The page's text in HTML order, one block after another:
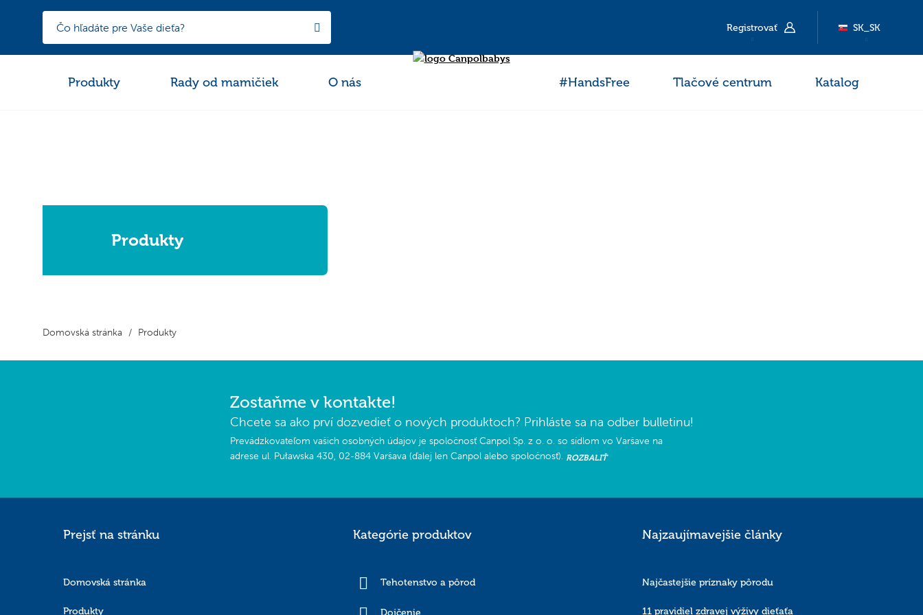
Registrovať SK_SK
Produkty Rady od mamičiek O nás #HandsFree Tlačové centrum Katalog
Produkty
Domovská stránka Produkty
Zostaňme v kontakte!
Chcete sa ako prví dozvedieť o nových produktoch? Prihláste sa na odber bulletinu!
Prevádzkovateľom vašich osobných údajov je spoločnosť Canpol Sp. z o. o. so sídlom vo Varšave na
adrese ul. Puławska 430, 02-884 Varšava (ďalej len Canpol alebo spoločnosť). ROZBALIŤ
Prejsť na stránku
Domovská stránka
Produkty
Kategórie produktov
Tehotenstvo a pôrod
Dojčenie
Najzaujímavejšie články
Najčastejšie príznaky pôrodu
11 pravidiel zdravej výživy dieťaťa